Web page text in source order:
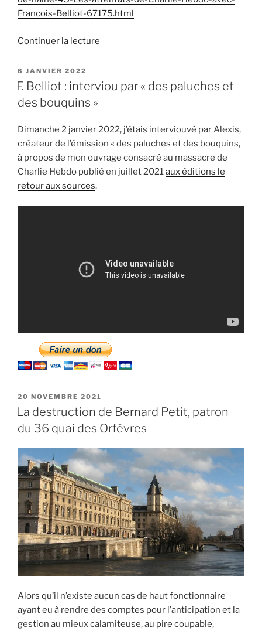
Francois-Belliot-67175.html
Continuer la lecture
sur
de
Charlie
PUBLIÉ
LE
6 JANVIER 2022
F. Belliot : interviou par « des paluches et
des bouquins »
Dimanche 2 janvier 2022, j’étais interviouvé par Alexis,
créateur de l’émission « des paluches et des bouquins,
à propos de mon ouvrage consacré au massacre de
Charlie Hebdo publié en juillet 2021aux éditions le
retour aux sources.
PUBLIÉ
LE
20 NOVEMBRE 2021
La destruction de Bernard Petit, patron
du 36 quai des Orfèvres
Alors qu’il n’existe aucun cas de haut fonctionnaire
ayant eu à rendre des comptes pour l’anticipation et la
gestion au mieux calamiteuse, au pire coupable,